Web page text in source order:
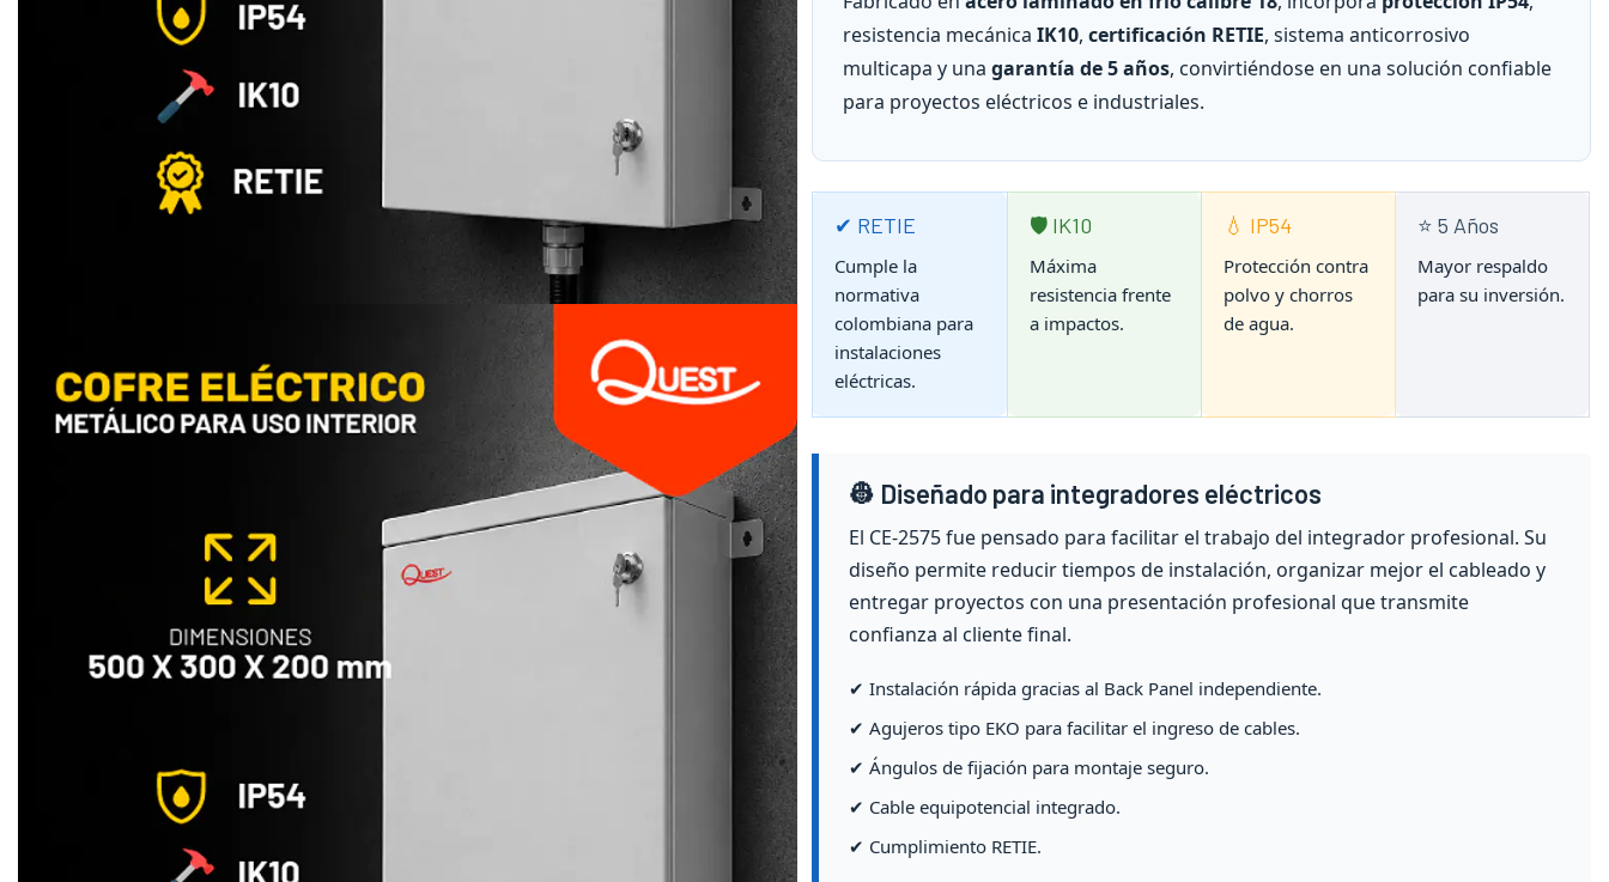
resistencia mecánicaIK10,certificación RETIE, sistema anticorrosivo
multicapa y unagarantía de 5 años, convirtiéndose en una solución confiable
para proyectos eléctricos e industriales.
✔ RETIE
Cumple la
normativa
colombiana para
instalaciones
eléctricas.
🛡 IK10
Máxima
resistencia frente
a impactos.
💧 IP54
Protección contra
polvo y chorros
de agua.
⭐ 5 Años
Mayor respaldo
para su inversión.
👷 Diseñado para integradores eléctricos
El CE-2575 fue pensado para facilitar el trabajo del integrador profesional. Su
diseño permite reducir tiempos de instalación, organizar mejor el cableado y
entregar proyectos con una presentación profesional que transmite
confianza al cliente final.
✔ Instalación rápida gracias al Back Panel independiente.
✔ Agujeros tipo EKO para facilitar el ingreso de cables.
✔ Ángulos de fijación para montaje seguro.
✔ Cable equipotencial integrado.
✔ Cumplimiento RETIE.